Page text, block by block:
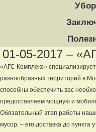
01-05-2017 –
«АГС Комплекс»
разнообразных территорий в
способны обеспечить вас
предоставляем мощную и
Обязательный этап работы
мусор, – его доставка до